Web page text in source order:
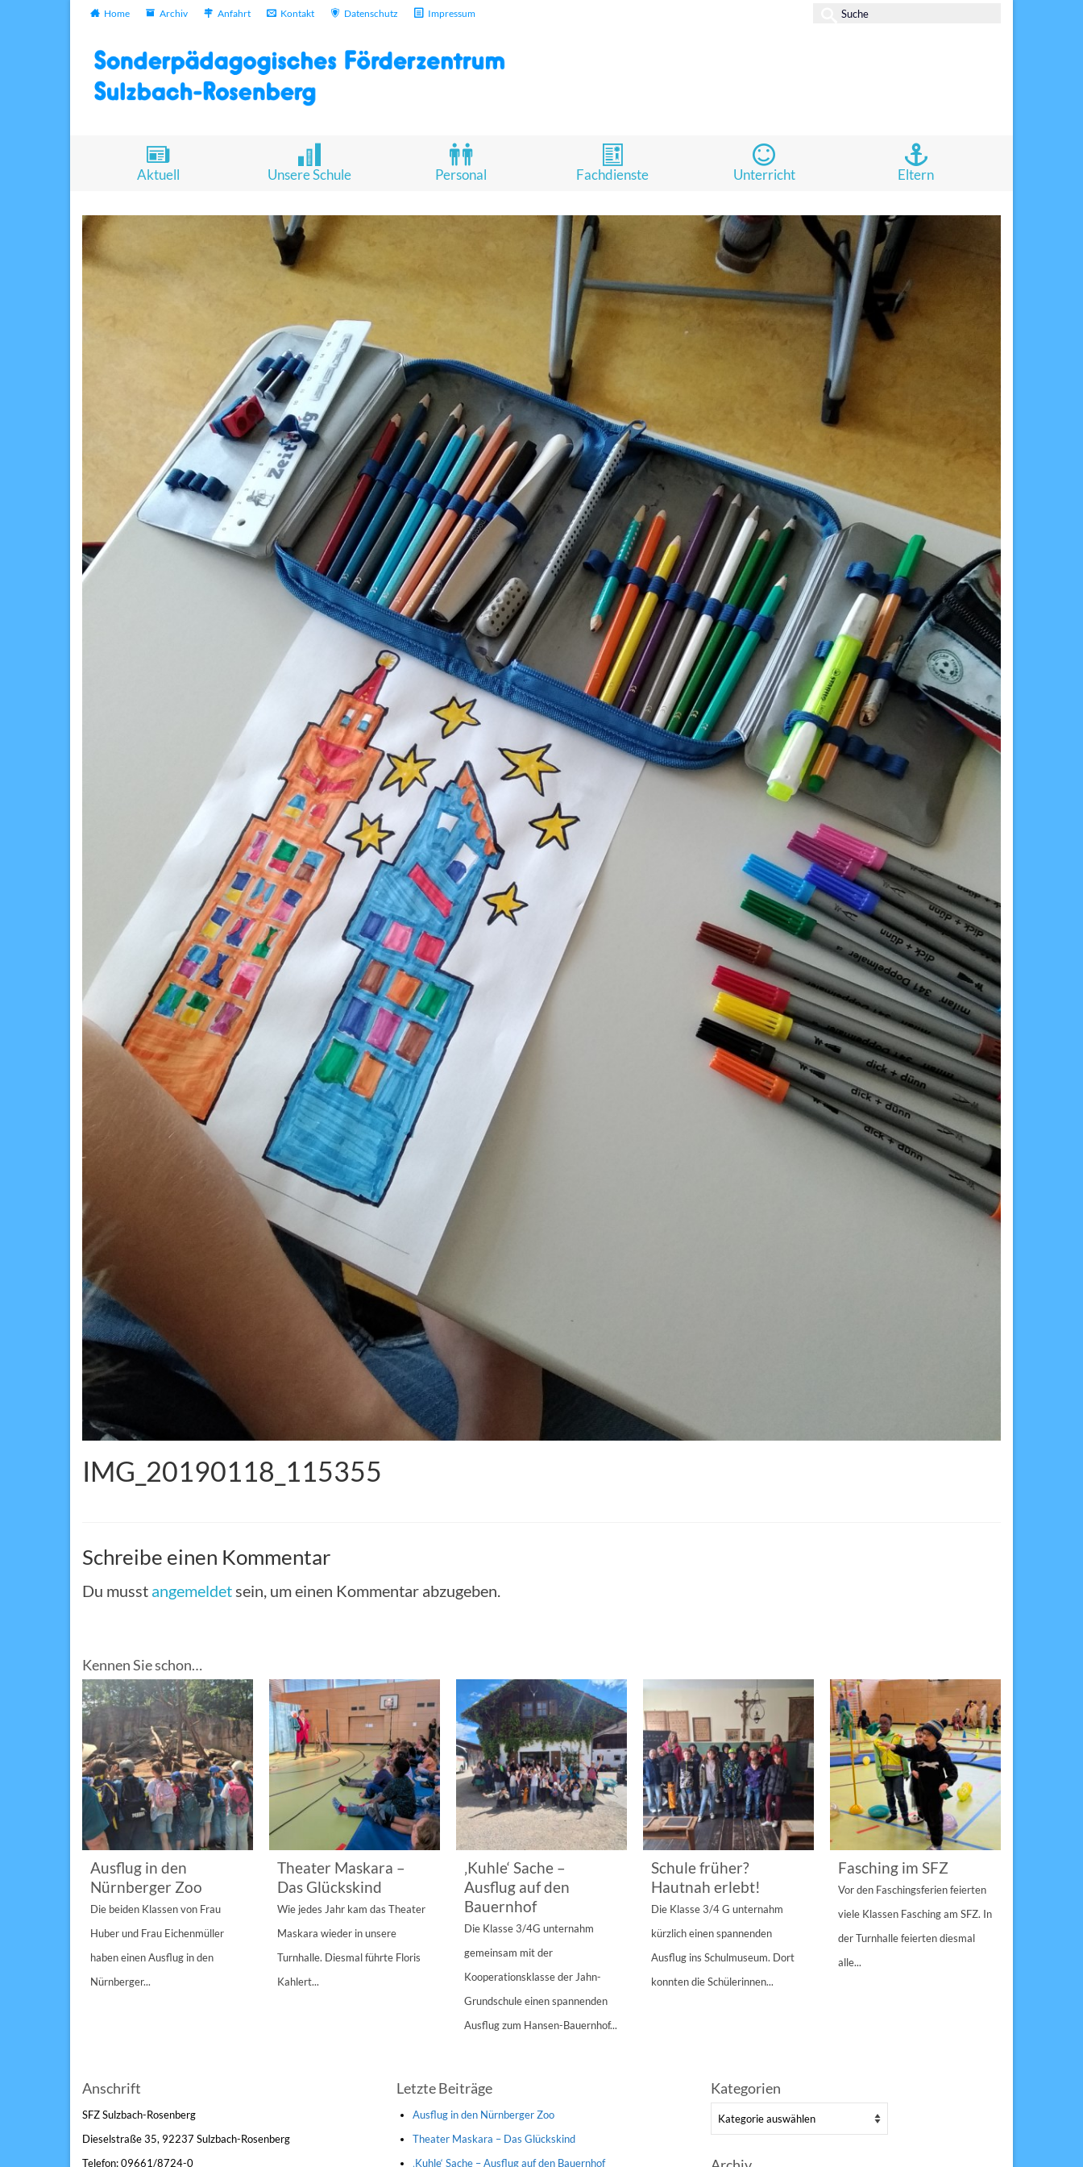
Home Archiv Anfahrt Kontakt Datenschutz Impressum
Suche
Aktuell Unsere Schule Personal Fachdienste Unterricht Eltern
IMG_20190118_115355
Schreibe einen Kommentar
Du musst angemeldetsein, um einen Kommentar abzugeben.
Kennen Sie schon…
Ausflug in den
Nürnberger Zoo
Die beiden Klassen von Frau
Huber und Frau Eichenmüller
haben einen Ausflug in den
Nürnberger...
Theater Maskara –
Das Glückskind
Wie jedes Jahr kam das Theater
Maskara wieder in unsere
Turnhalle. Diesmal führte Floris
Kahlert...
‚Kuhle‘ Sache –
Ausflug auf den
Bauernhof
Die Klasse 3/4G unternahm
gemeinsam mit der
Kooperationsklasse der Jahn-
Grundschule einen spannenden
Ausflug zum Hansen-Bauernhof...
Schule früher?
Hautnah erlebt!
Die Klasse 3/4 G unternahm
kürzlich einen spannenden
Ausflug ins Schulmuseum. Dort
konnten die Schülerinnen...
Fasching im SFZ
Vor den Faschingsferien feierten
viele Klassen Fasching am SFZ. In
der Turnhalle feierten diesmal
alle...
Anschrift
SFZ Sulzbach-Rosenberg
Dieselstraße 35, 92237 Sulzbach-Rosenberg
Telefon: 09661/8724-0
Letzte Beiträge
Ausflug in den Nürnberger Zoo
Theater Maskara – Das Glückskind
‚Kuhle‘ Sache – Ausflug auf den Bauernhof
Kategorien
Kategorien